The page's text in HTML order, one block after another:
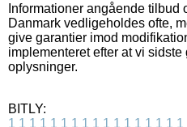
Informationer angående tilbud
Danmark vedligeholdes ofte,
give garantier imod
implementeret efter at vi
oplysninger.
BITLY:
1 1 1 1 1 1 1 1 1 1 1 1 1 1 1 1 1